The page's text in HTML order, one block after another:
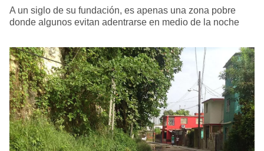
A un siglo de su fundación, es apenas una zona pobre
donde algunos evitan adentrarse en medio de la noche